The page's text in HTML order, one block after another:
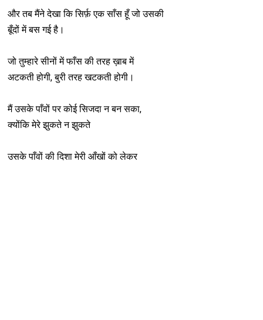
और तब मैंने देखा कि सिर्फ़ एक साँस हूँ जो उसकी
बूँदों में बस गई है।
जो तुम्हारे सीनों में फाँस की तरह ख़ाब में
अटकती होगी, बुरी तरह खटकती होगी।
मैं उसके पाँवों पर कोई सिजदा न बन सका,
क्योंकि मेरे झुकते न झुकते
उसके पाँवों की दिशा मेरी आँखों को लेकर